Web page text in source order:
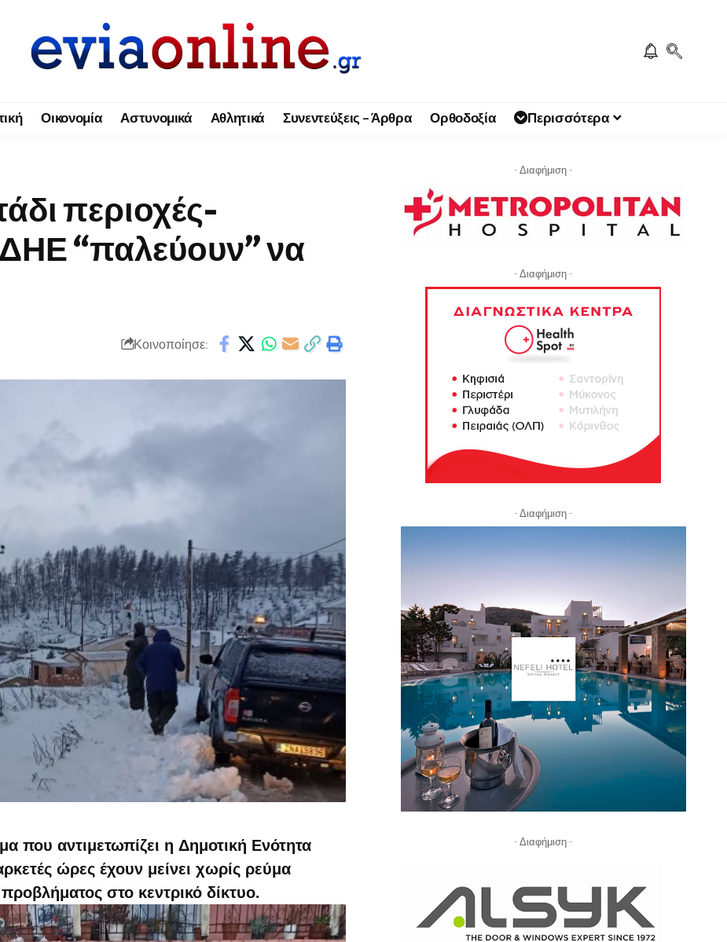
Οικονομία Αστυνομικά Αθλητικά Συνεντεύξεις – Άρθρα Ορθοδοξία Περισσότερα
περιοχές-
“παλεύουν” να
Κοινοποίησε:
που αντιμετωπίζει η Δημοτική Ενότητα
ώρες έχουν μείνει χωρίς ρεύμα
στο κεντρικό δίκτυο.
- Διαφήμιση -
- Διαφήμιση -
- Διαφήμιση -
- Διαφήμιση -